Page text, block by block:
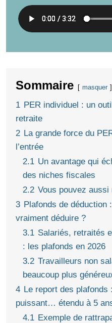
Sommaire masquer
1 PER individuel : un
retraite
2 La grande force du
l’entrée
2.1 Un avantage qui
des niches fiscales
2.2 Vous pouvez
3 Plafonds de déduction
vraiment déduire ?
3.1 Salariés, retraités
: les plafonds en 2026
3.2 Travailleurs non
beaucoup plus
4 Le report des plafonds
puissant… étendu à 5
4.1 Exemple de